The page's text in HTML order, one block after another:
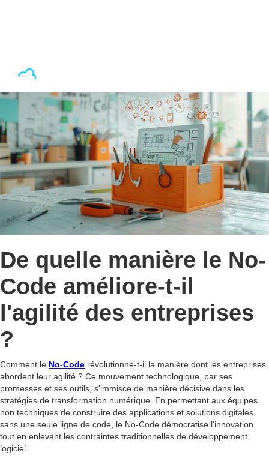
De quelle manière le No-
Code améliore-t-il
l'agilité des entreprises
?
Comment le No-Code révolutionne-t-il la manière dont les entreprises
abordent leur agilité ? Ce mouvement technologique, par ses
promesses et ses outils, s'immisce de manière décisive dans les
stratégies de transformation numérique. En permettant aux équipes
non techniques de construire des applications et solutions digitales
sans une seule ligne de code, le No-Code démocratise l'innovation
tout en enlevant les contraintes traditionnelles de développement
logiciel.